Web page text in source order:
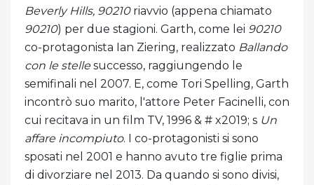
Beverly Hills, 90210riavvio (appena chiamato
90210) per due stagioni. Garth, come lei 90210
co-protagonista Ian Ziering, realizzato Ballando
con le stellesuccesso, raggiungendo le
semifinali nel 2007. E, come Tori Spelling, Garth
incontrò suo marito, l'attore Peter Facinelli, con
cui recitava in un film TV, 1996 & # x2019; s Un
affare incompiuto. I co-protagonisti si sono
sposati nel 2001 e hanno avuto tre figlie prima
di divorziare nel 2013. Da quando si sono divisi,